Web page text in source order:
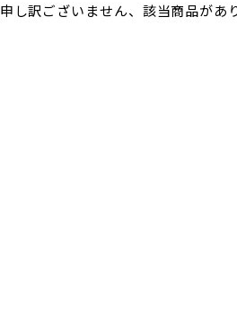
申し訳ございません、該当商品があ